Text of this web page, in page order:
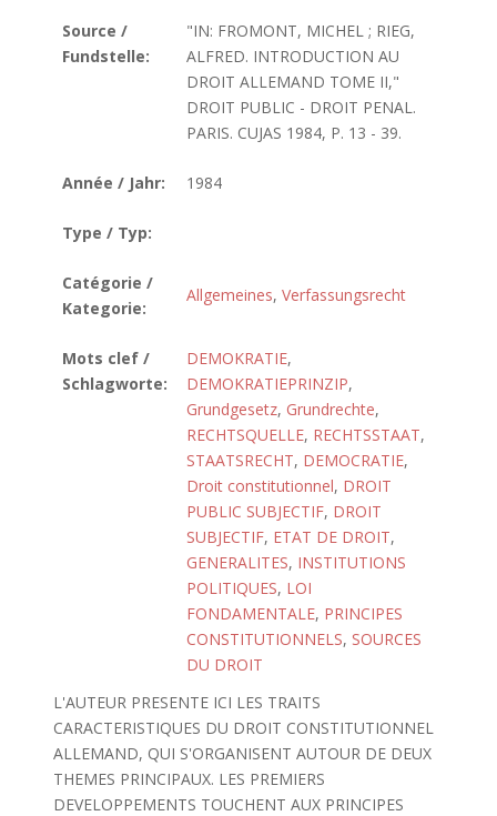
Source /
Fundstelle:
"IN: FROMONT, MICHEL ; RIEG,
ALFRED. INTRODUCTION AU
DROIT ALLEMAND TOME II,"
DROIT PUBLIC - DROIT PENAL.
PARIS. CUJAS 1984, P. 13 - 39.
Année / Jahr: 1984
Type / Typ:
Catégorie /
Kategorie:
Allgemeines, Verfassungsrecht
Mots clef /
Schlagworte:
DEMOKRATIE,
DEMOKRATIEPRINZIP,
Grundgesetz, Grundrechte,
RECHTSQUELLE, RECHTSSTAAT,
STAATSRECHT, DEMOCRATIE,
Droit constitutionnel, DROIT
PUBLIC SUBJECTIF, DROIT
SUBJECTIF, ETAT DE DROIT,
GENERALITES, INSTITUTIONS
POLITIQUES, LOI
FONDAMENTALE, PRINCIPES
CONSTITUTIONNELS, SOURCES
DU DROIT
L'AUTEUR PRESENTE ICI LES TRAITS
CARACTERISTIQUES DU DROIT CONSTITUTIONNEL
ALLEMAND, QUI S'ORGANISENT AUTOUR DE DEUX
THEMES PRINCIPAUX. LES PREMIERS
DEVELOPPEMENTS TOUCHENT AUX PRINCIPES